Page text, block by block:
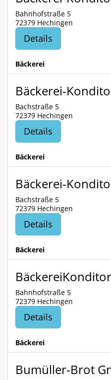
Bahnhofstraße 5
72379 Hechingen
Details
Bäckerei
Bäckerei-
Bachstraße 5
72379 Hechingen
Details
Bäckerei
Bäckerei-
Bachstraße 5
72379 Hechingen
Details
Bäckerei
Bahnhofstraße 5
72379 Hechingen
Details
Bäckerei
Bumüller-Brot